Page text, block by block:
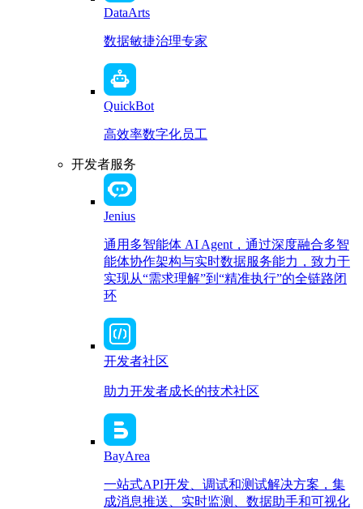
DataArts
数据敏捷治理专家
QuickBot
高效率数字化员工
开发者服务
Jenius
通用多智能体 AI Agent，通过深度融合多智
能体协作架构与实时数据服务能力，致力于
实现从“需求理解”到“精准执行”的全链路闭
环
开发者社区
助力开发者成长的技术社区
BayArea
一站式API开发、调试和测试解决方案，集
成消息推送、实时监测、数据助手和可视化